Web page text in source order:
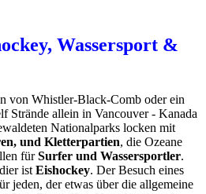
Wassersport &
von Whistler-Black-Comb oder ein
Strände allein in Vancouver - Kanada
Nationalparks locken mit
und Kletterpartien, die Ozeane
fürSurfer und Wassersportler.
ist Eishockey. Der Besuch eines
jeden, der etwas über die allgemeine